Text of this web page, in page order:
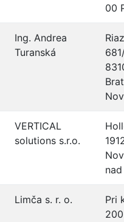
00
Ing. Andrea
Turanská
VERTICAL
solutions s.r.o.
Limča s. r. o.
Pri